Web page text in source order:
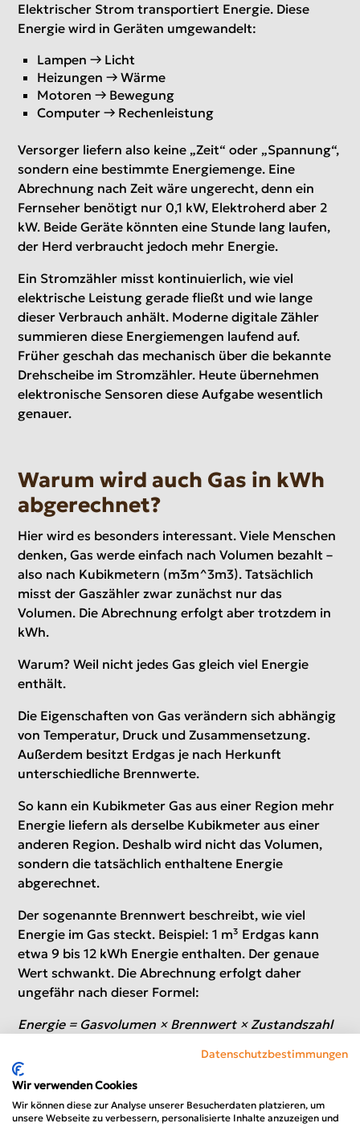
Elektrischer Strom transportiert Energie. Diese
Energie wird in Geräten umgewandelt:
Lampen → Licht
Heizungen → Wärme
Motoren → Bewegung
Computer → Rechenleistung
Versorger liefern also keine „Zeit“ oder „Spannung“,
sondern eine bestimmte Energiemenge. Eine
Abrechnung nach Zeit wäre ungerecht, denn ein
Fernseher benötigt nur 0,1 kW, Elektroherd aber 2
kW. Beide Geräte könnten eine Stunde lang laufen,
der Herd verbraucht jedoch mehr Energie.
Ein Stromzähler misst kontinuierlich, wie viel
elektrische Leistung gerade fließt und wie lange
dieser Verbrauch anhält. Moderne digitale Zähler
summieren diese Energiemengen laufend auf.
Früher geschah das mechanisch über die bekannte
Drehscheibe im Stromzähler. Heute übernehmen
elektronische Sensoren diese Aufgabe wesentlich
genauer.
Warum wird auch Gas in kWh
abgerechnet?
Hier wird es besonders interessant. Viele Menschen
denken, Gas werde einfach nach Volumen bezahlt –
also nach Kubikmetern (m3m^3m3). Tatsächlich
misst der Gaszähler zwar zunächst nur das
Volumen. Die Abrechnung erfolgt aber trotzdem in
kWh.
Warum? Weil nicht jedes Gas gleich viel Energie
enthält.
Die Eigenschaften von Gas verändern sich abhängig
von Temperatur, Druck und Zusammensetzung.
Außerdem besitzt Erdgas je nach Herkunft
unterschiedliche Brennwerte.
So kann ein Kubikmeter Gas aus einer Region mehr
Energie liefern als derselbe Kubikmeter aus einer
anderen Region. Deshalb wird nicht das Volumen,
sondern die tatsächlich enthaltene Energie
abgerechnet.
Der sogenannte Brennwert beschreibt, wie viel
Energie im Gas steckt. Beispiel: 1 m³ Erdgas kann
etwa 9 bis 12 kWh Energie enthalten. Der genaue
Wert schwankt. Die Abrechnung erfolgt daher
ungefähr nach dieser Formel:
Energie = Gasvolumen × Brennwert × Zustandszahl
Dadurch zahlen Kunden genau die Energiemenge,
die tatsächlich geliefert wurde.
Datenschutzbestimmungen
Wir verwenden Cookies
Wir können diese zur Analyse unserer Besucherdaten platzieren, um
unsere Webseite zu verbessern, personalisierte Inhalte anzuzeigen und